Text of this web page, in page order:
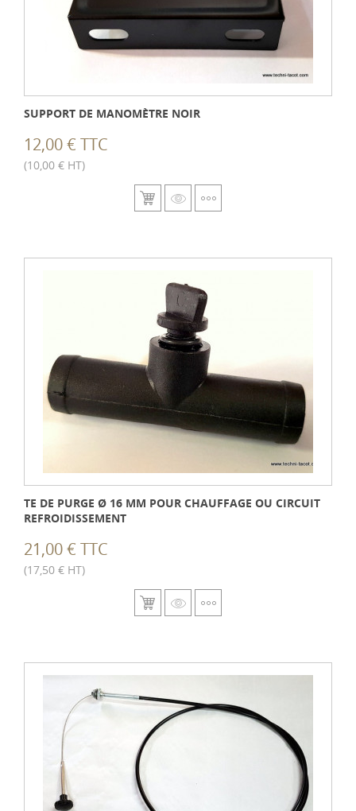
SUPPORT DE MANOMÈTRE NOIR
12,00 € TTC
(10,00 € HT)
TE DE PURGE Ø 16 MM POUR CHAUFFAGE OU CIRCUIT
REFROIDISSEMENT
21,00 € TTC
(17,50 € HT)